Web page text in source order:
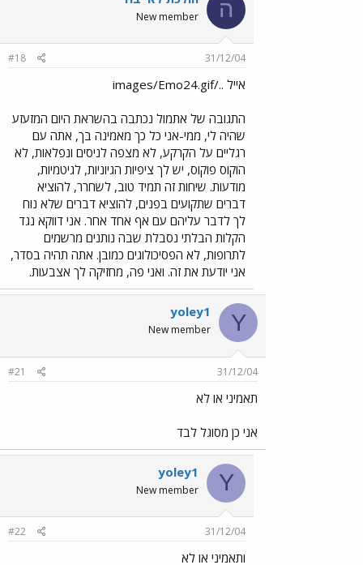
ה New member
31/12/04
#18
אייל ../images/Emo24.gif
התגובה של אתמול נכתבה בהשראת היום המזעזע
שהיה לי, ממי-אני כל כך מאמינה בך, אתה עם
רגליים על הקרקע, לא מצפה לניסים ונפלאות, לא
הוקוס פוקוס, יש לך ציפיות הגיוניות, לגיטמיות,
מודעות. שיחות זה תמיד טוב, לשחרר, להוציא
דברים שתקועים בפנים, להוציא דברים שלא נוח
לך לדבר עליהם עם אף אחד אחר. אני דווקא נגד
הקלות הבלתי נסבלת שבה נותנים מרשמים
לתרופות, לא הפסיכולוגים כמובן. אתה תהיה בסדר,
אני יודעת את זה. ואני פה, מחזיקה לך אצבעות.
Y
yoley1
New member
31/12/04
#21
תאמיני או לא
אני כן מסוגל לבד
Y
yoley1
New member
31/12/04
#22
ותאמיני או לא